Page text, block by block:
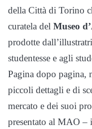
della Città di Torino
curatela del Museo
prodotte
studentesse e agli
Pagina dopo pagina,
piccoli dettagli e di
mercato e dei suoi
presentato al MAO –